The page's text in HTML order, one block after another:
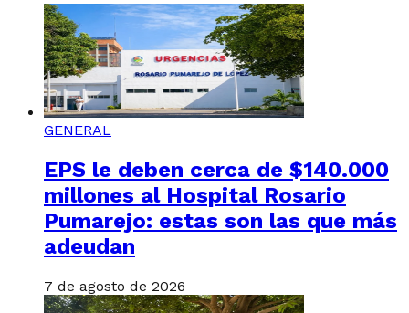
GENERAL
EPS le deben cerca de $140.000
millones al Hospital Rosario
Pumarejo: estas son las que más
adeudan
7 de agosto de 2026